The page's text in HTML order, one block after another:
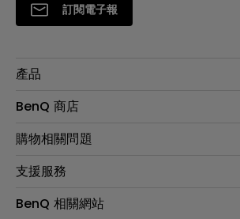
訂閱電子報
產品
大型液晶
投影機
智慧照明
專業拍物視訊鏡頭
BenQ 商店
最新產品與活動
尋找銷售據點
會員綁定LINE教學
購物相關問題
第一次購物就上手
延長保固購買
支援服務
服務公告
BenQ 相關網站